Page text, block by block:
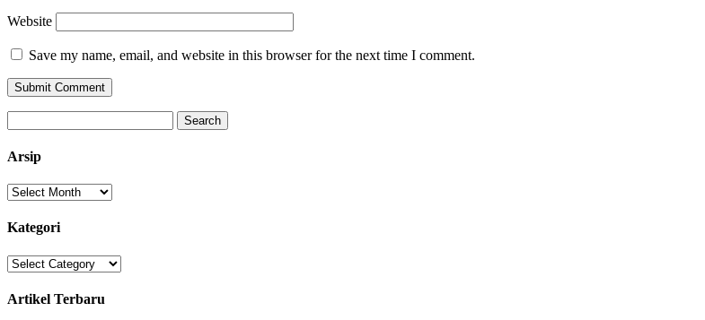
Website
Save my name, email, and website in this browser for the next time I comment.
for:
Arsip
Arsip
Kategori
Kategori
Artikel Terbaru